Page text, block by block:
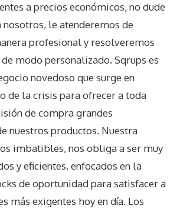
a precios económicos, no dude
nosotros, le atenderemos de
profesional y resolveremos
modo personalizado. Sqrups es
novedoso que surge en
de la crisis para ofrecer a toda
de compra grandes
nuestros productos. Nuestra
imbatibles, nos obliga a ser muy
y eficientes, enfocados en la
de oportunidad para satisfacer a
más exigentes hoy en día. Los